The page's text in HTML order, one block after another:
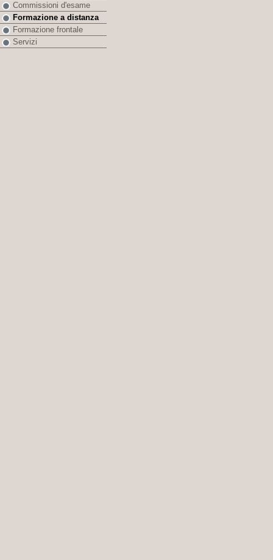
Commissioni d'esame
Formazione a distanza
Formazione frontale
Servizi